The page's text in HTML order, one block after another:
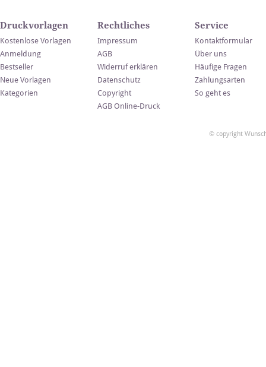
Druckvorlagen
Kostenlose Vorlagen
Anmeldung
Bestseller
Neue Vorlagen
Kategorien
Rechtliches
Impressum
AGB
Widerruf erklären
Datenschutz
Copyright
AGB Online-Druck
Service
Kontaktformular
Über uns
Häufige Fragen
Zahlungsarten
So geht es
© copyright